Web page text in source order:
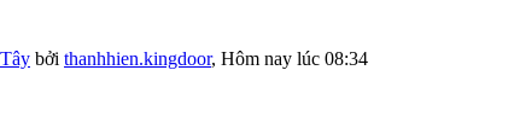
bởi thanhhien.kingdoor, Hôm nay lúc 08:34